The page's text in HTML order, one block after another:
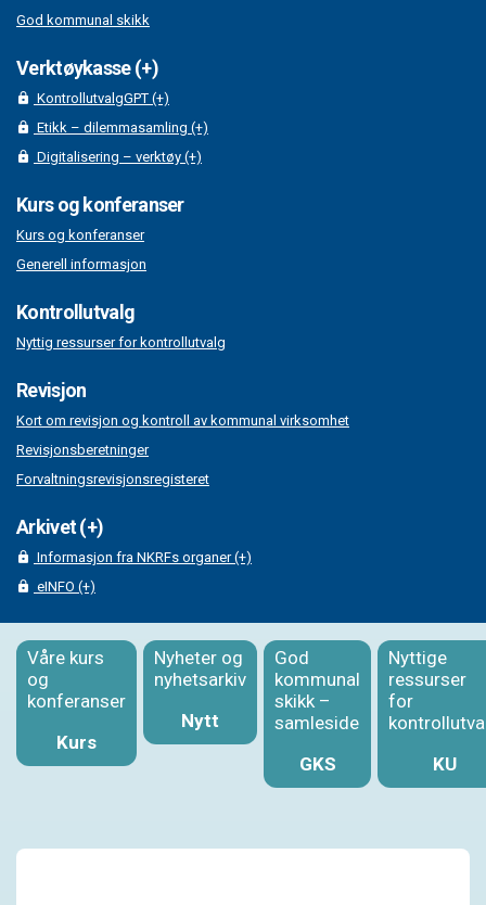
God kommunal skikk
Verktøykasse (+)
KontrollutvalgGPT (+)
Etikk – dilemmasamling (+)
Digitalisering – verktøy (+)
Kurs og konferanser
Kurs og konferanser
Generell informasjon
Kontrollutvalg
Nyttig ressurser for kontrollutvalg
Revisjon
Kort om revisjon og kontroll av kommunal virksomhet
Revisjonsberetninger
Forvaltningsrevisjonsregisteret
Arkivet (+)
Informasjon fra NKRFs organer (+)
eINFO (+)
Våre kurs
og
konferanser
Kurs
Nyheter og
nyhetsarkiv
Nytt
God
kommunal
skikk –
samleside
GKS
Nyttige
ressurser
for
KU